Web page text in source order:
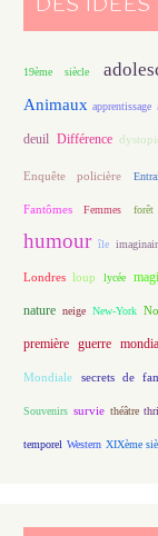
DES
19ème siècle
Animaux apprentissage
deuil Différence
Enquête policière
Fantômes Femmes forêt
humour île
Londres loup lycée
nature neige New-York
première guerre
Mondiale secrets de
Souvenirs survie théâtre
temporel Western XIXème